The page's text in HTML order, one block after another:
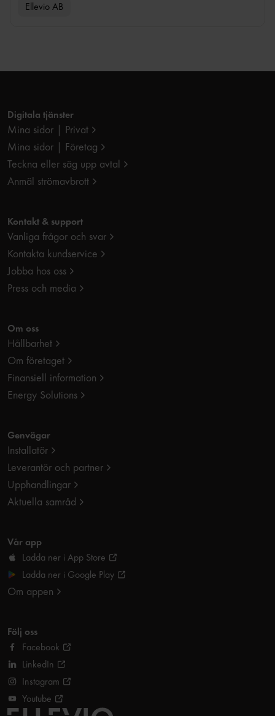
Ellevio AB
Digitala tjänster
Mina sidor | Privat
Mina sidor | Företag
Teckna eller säg upp avtal
Anmäl strömavbrott
Kontakt & support
Vanliga frågor och svar
Kontakta kundservice
Jobba hos oss
Press och media
Om oss
Hållbarhet
Om företaget
Finansiell information
Energy Solutions
Genvägar
Installatör
Leverantör och partner
Upphandlingar
Aktuella samråd
Vår app
Ladda ner i App Store
Ladda ner i Google Play
Om appen
Följ oss
Facebook
LinkedIn
Instagram
Youtube